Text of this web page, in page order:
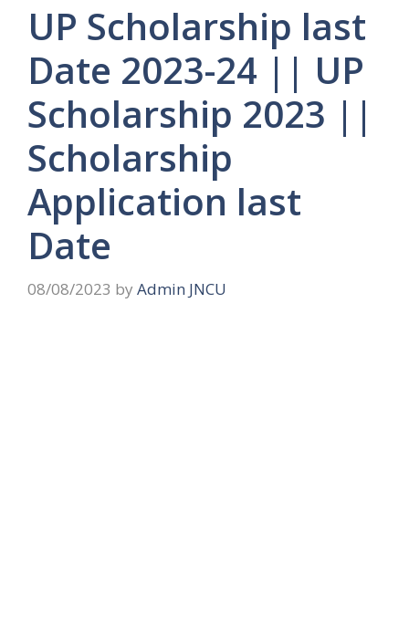
UP Scholarship last
Date 2023-24 || UP
Scholarship 2023 ||
Scholarship
Application last
Date
08/08/2023 by Admin JNCU